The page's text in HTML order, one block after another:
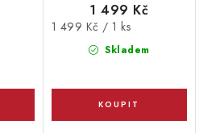
Skladem
1 499 Kč
Měrná
1 499 Kč / 1 ks